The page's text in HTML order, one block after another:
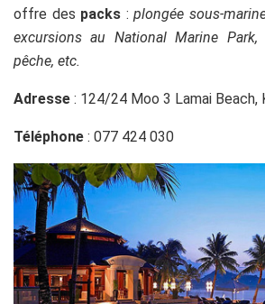
offre des packs : plongée sous-
excursions au National Marine Park,
pêche, etc.
Adresse : 124/24 Moo 3 Lamai Beach,
Téléphone : 077 424 030